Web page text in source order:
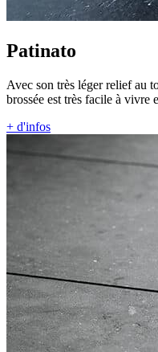
Patinato
Avec son très léger relief au
brossée est très facile à vivre
+ d'infos